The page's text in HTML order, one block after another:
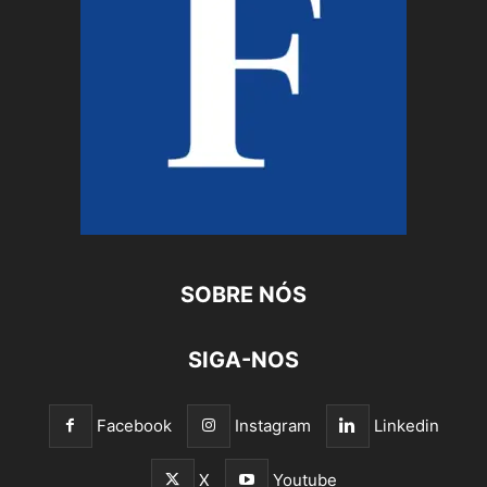
SOBRE NÓS
SIGA-NOS
Facebook Instagram Linkedin
X Youtube